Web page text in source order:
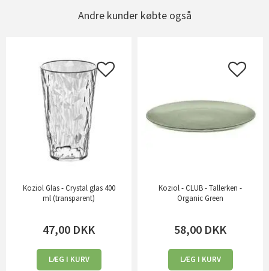
Andre kunder købte også
Koziol Glas - Crystal glas 400
ml (transparent)
47,00 DKK
LÆG I KURV
Koziol - CLUB - Tallerken -
Organic Green
58,00 DKK
LÆG I KURV